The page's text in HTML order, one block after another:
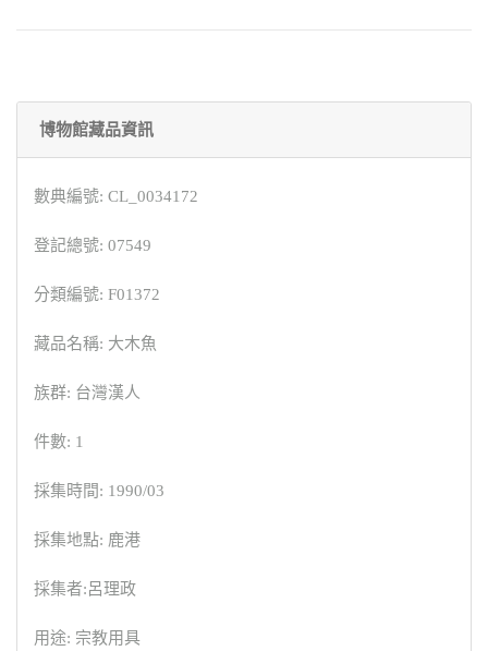
博物館藏品資訊
數典編號: CL_0034172
登記總號: 07549
分類編號: F01372
藏品名稱: 大木魚
族群: 台灣漢人
件數: 1
採集時間: 1990/03
採集地點: 鹿港
採集者:呂理政
用途: 宗教用具